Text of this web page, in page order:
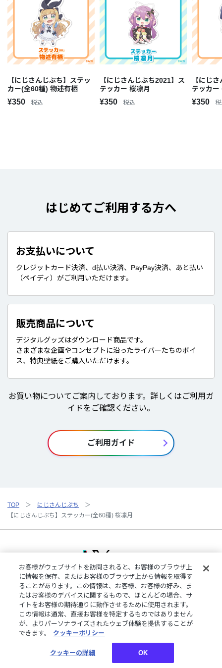
【にじさんじぷち】ステッ
カー(全60種) 物述有栖
¥350 税込
【にじさんじぷち2021】ス
テッカー 桜凛月
¥350 税込
【にじ
テッカー
¥350
はじめてご利用する方へ
お支払いについて
クレジットカード決済、d払い決済、PayPay決済、あと払い
（ペイディ）がご利用いただけます。
販売商品について
デジタルグッズはダウンロード商品です。
さまざまな企画やコンセプトに沿ったライバーたちのボイ
ス、特典壁紙をご購入いただけます。
お買い物についてご案内しております。詳しくはご利用ガ
イドをご確認ください。
ご利用ガイド
TOP
にじさんじぷち
【にじさんじぷち】ステッカー(全60種) 桜凛月
ご利用規約プライバシーポリシー
特定商取引法に基づく表記
ご利用ガイドよくある質問お問い合わせにじさんじ公式サイト
クッキーの詳細
©︎ANYCOLOR, Inc.
お客様がウェブサイトを訪問されると、お客様のブラウザ上
に情報を保存、またはお客様のブラウザ上から情報を取得す
ることがあります。この情報は、お客様、お客様の好み、ま
たはお客様のデバイスに関するもので、ほとんどの場合、サ
イトをお客様の期待通りに動作させるために使用されます。
この情報は通常、直接お客様を特定するものではありません
が、よりパーソナライズされたウェブ体験を提供することが
できます。
クッキーポリシー
クッキーの詳細 OK